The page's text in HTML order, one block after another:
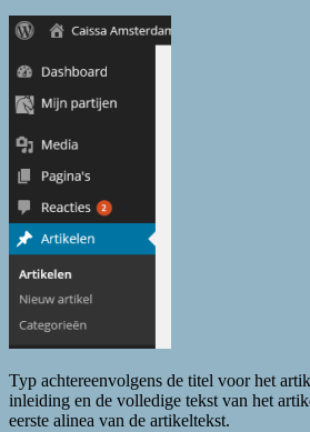
Typ achtereenvolgens de titel voor het
inleiding en de volledige tekst van het
eerste alinea van de artikeltekst.